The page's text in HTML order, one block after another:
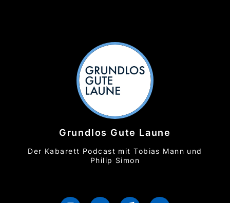
Grundlos Gute Laune
Der Kabarett Podcast mit Tobias Mann und
Philip Simon